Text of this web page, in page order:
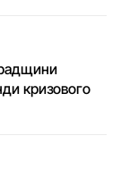
кризового